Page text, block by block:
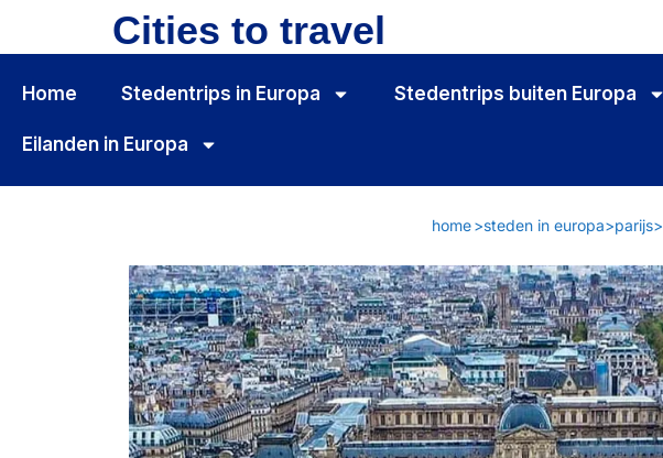
Cities to travel
Home Stedentrips in Europa Stedentrips buiten Europa
Eilanden in Europa
home>steden in europa>parijs>